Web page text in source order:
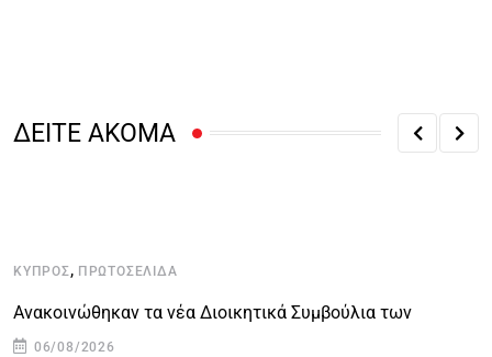
ΔΕΙΤΕ ΑΚΟΜΑ
ΚΎΠΡΟΣ, ΠΡΩΤΟΣΈΛΙΔΑ
Ανακοινώθηκαν τα νέα Διοικητικά Συμβούλια των
06/08/2026